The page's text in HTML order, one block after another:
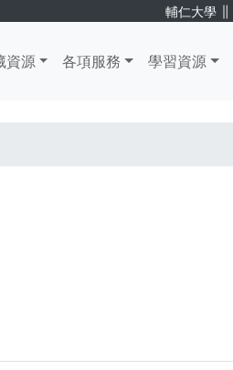
輔仁大學 ∥
資源 各項服務 學習資源